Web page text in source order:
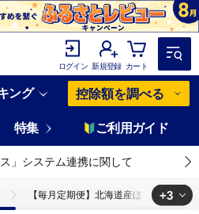
ログイン 新規登録 カート
ング 控除額を調べる
特集 ご利用ガイド
」システム連携に関して
【毎月定期便】北海道産ほっけ一夜
+3